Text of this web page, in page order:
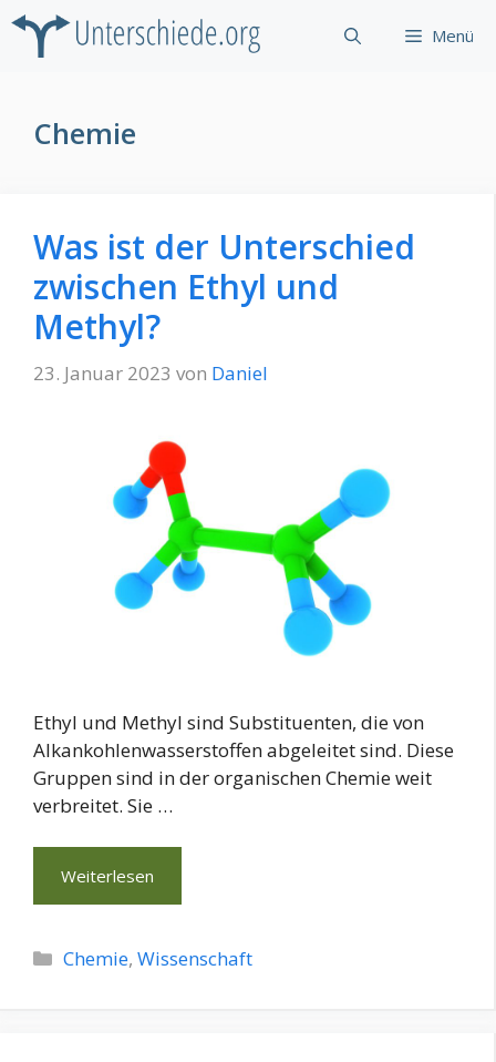
Zum
Inhalt
Menü
Chemie
Was ist der Unterschied
zwischen Ethyl und
Methyl?
23. Januar 2023 von Daniel
Ethyl und Methyl sind Substituenten, die von
Alkankohlenwasserstoffen abgeleitet sind. Diese
Gruppen sind in der organischen Chemie weit
verbreitet. Sie …
Weiterlesen
Kategorien
Chemie,Wissenschaft